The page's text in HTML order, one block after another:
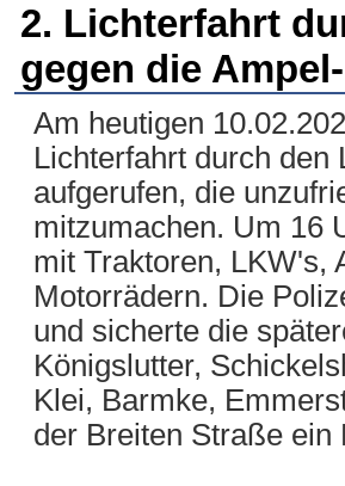
2. Lichterfahrt
gegen die
Am heutigen
Lichterfahrt durch den
aufgerufen, die
mitzumachen. Um 16
mit Traktoren, LKW's,
Motorrädern. Die
und sicherte die
Königslutter,
Klei, Barmke,
der Breiten Straße ein